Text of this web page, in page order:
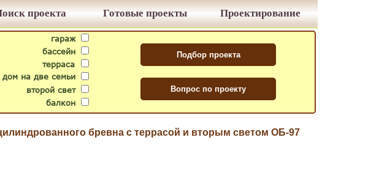
Проектирование
проекта Готовые проекты
гараж
бассейн
второй свет
дом на две семьи
терраса
балкон
бревна с террасой и вторым светом ОБ-97